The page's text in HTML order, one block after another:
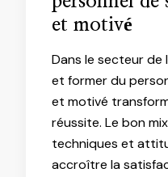
et motivé
Dans le secteur
et former du
et motivé
réussite. Le bon
techniques et
accroître la